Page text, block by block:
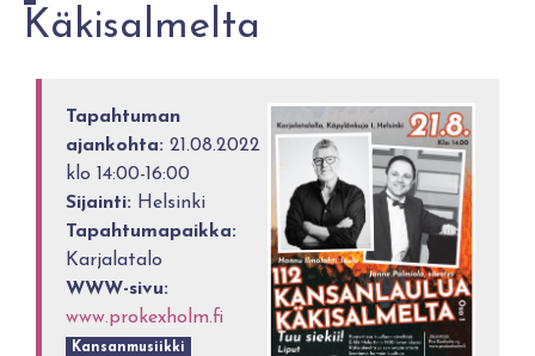
Käkisalmelta
Tapahtuman
ajankohta: 21.08.2022
klo 14:00-16:00
Sijainti: Helsinki
Tapahtumapaikka:
Karjalatalo
WWW-sivu:
www.prokexholm.fi
Kansanmusiikki